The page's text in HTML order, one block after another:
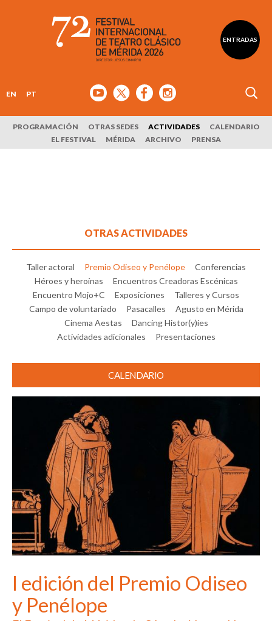
ENTRADAS
EN PT
PROGRAMACIÓN OTRAS SEDES ACTIVIDADES
CALENDARIO
EL FESTIVAL
MÉRIDA ARCHIVO PRENSA
OTRAS ACTIVIDADES
Taller actoral Premio Odiseo y Penélope
Conferencias
Héroes y heroínas
Encuentros Creadoras Escénicas
Encuentro Mojo+C
Exposiciones
Talleres y Cursos
Campo de voluntariado
Pasacalles
Agusto en Mérida
Cinema Aestas
Dancing Histor(y)ies
Actividades adicionales
Presentaciones
CALENDARIO
I edición del Premio Odiseo
y Penélope